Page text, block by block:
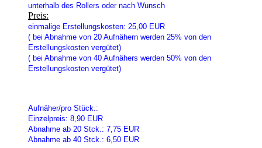
unterhalb des Rollers oder nach Wunsch
Preis:
einmalige Erstellungskosten: 25,00 EUR
( bei Abnahme von 20 Aufnähern werden 25% von den
Erstellungskosten vergütet)
( bei Abnahme von 40 Aufnähers werden 50% von den
Erstellungskosten vergütet)
Aufnäher/pro Stück.:
Einzelpreis: 8,90 EUR
Abnahme ab 20 Stck.: 7,75 EUR
Abnahme ab 40 Stck.: 6,50 EUR